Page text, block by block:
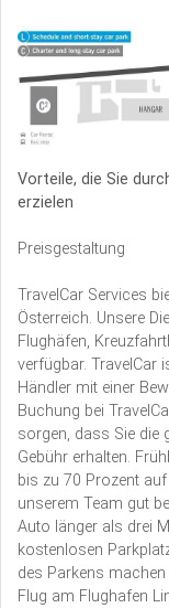
Vorteile, die Sie
erzielen
Preisgestaltung
TravelCar Services
Österreich. Unsere
Flughäfen,
verfügbar. TravelCar
Händler mit einer
Buchung bei
sorgen, dass Sie die
Gebühr erhalten.
bis zu 70 Prozent
unserem Team gut
Auto länger als drei
kostenlosen
des Parkens
Flug am Flughafen